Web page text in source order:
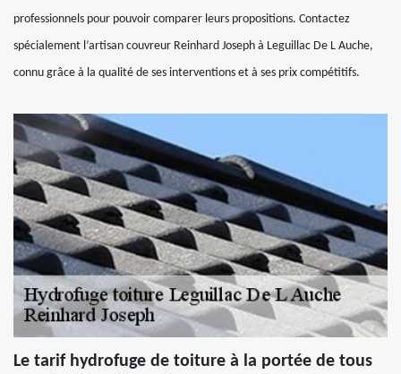
professionnels pour pouvoir comparer leurs propositions. Contactez
spécialement l’artisan couvreur Reinhard Joseph à Leguillac De L Auche,
connu grâce à la qualité de ses interventions et à ses prix compétitifs.
Le tarif hydrofuge de toiture à la portée de tous